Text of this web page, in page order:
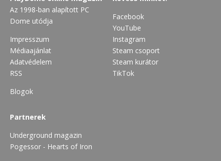
Az 1998-ban alapított PC
Dome utódja
Impresszum
Médiaajánlat
Adatvédelem
RSS
Blogok
Facebook
YouTube
Instagram
Steam csoport
Steam kurátor
TikTok
Partnerek
Underground magazin
Pogessor - Hearts of Iron